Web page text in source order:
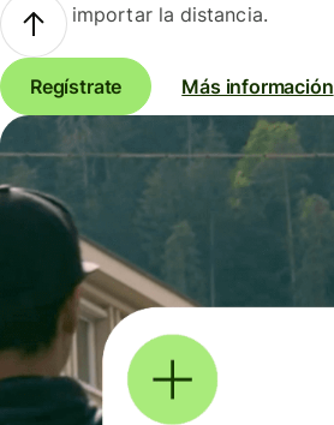
importar la distancia.
Regístrate Más información